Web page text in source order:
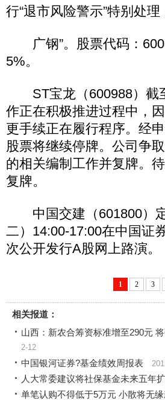
行“退市风险警示”特别处
广钢”。股票代码：
5%。
ST宝龙（600988）截
作正在积极推进过程中，
更手续正在履行程序。经
股票将继续停牌。公司争
的相关编制工作并复牌。
复牌。
中国交建（601800）定
二）14:00-17:00在中国证
次公开发行A股网上路演。
1 2 3
相关报道：
山西：新农合筹资标准增至290元
2-12
中国银河证券?基金绩效周报表
人大常委建议将社保基金未来五年
单笔认购不得低于5万元 小散将无